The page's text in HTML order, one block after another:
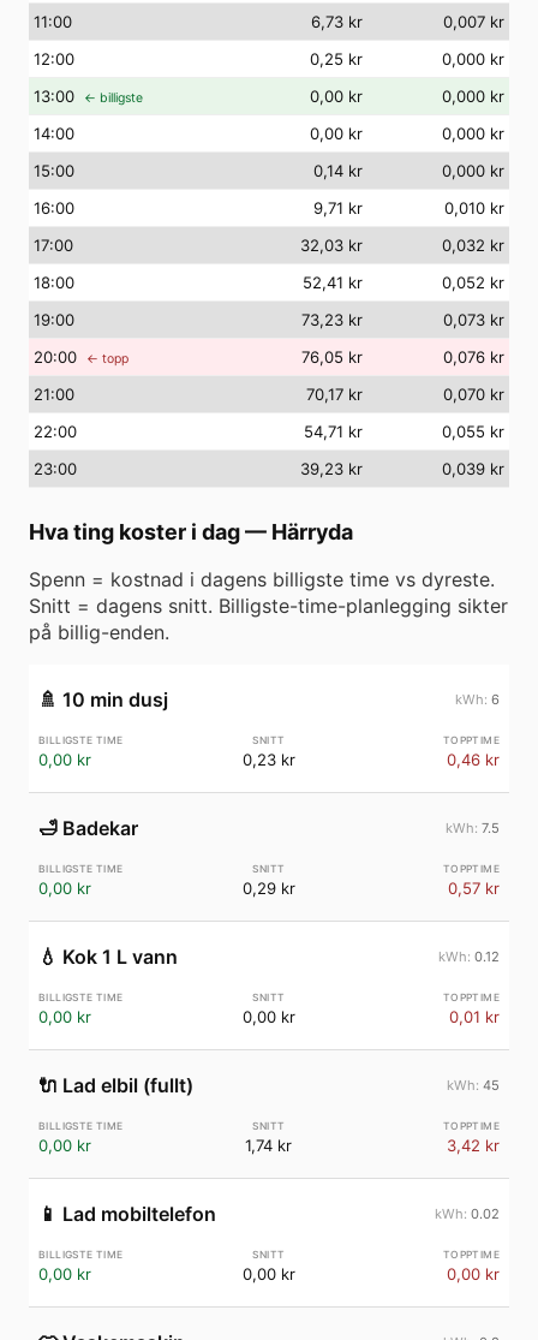
11:00 6,73 kr
0,007 kr
12:00 0,25 kr
0,000 kr
13:00 ← billigste 0,00 kr
0,000 kr
14:00 0,00 kr
0,000 kr
15:00 0,14 kr
0,000 kr
16:00 9,71 kr
0,010 kr
17:00 32,03 kr
0,032 kr
18:00 52,41 kr
0,052 kr
19:00 73,23 kr
0,073 kr
20:00 ← topp 76,05 kr
0,076 kr
21:00 70,17 kr
0,070 kr
22:00 54,71 kr
0,055 kr
23:00 39,23 kr 0,039 kr
Hva ting koster i dag— Härryda
Spenn = kostnad i dagens billigste time vs dyreste.
Snitt = dagens snitt. Billigste-time-planlegging sikter
på billig-enden.
🚿 10 min dusj 6
0,00 kr 0,23 kr 0,46 kr
🛁 Badekar 7.5
0,00 kr 0,29 kr 0,57 kr
💧 Kok 1 L vann 0.12
0,00 kr 0,00 kr 0,01 kr
🔌 Lad elbil (fullt) 45
0,00 kr 1,74 kr 3,42 kr
📱 Lad mobiltelefon 0.02
0,00 kr 0,00 kr 0,00 kr